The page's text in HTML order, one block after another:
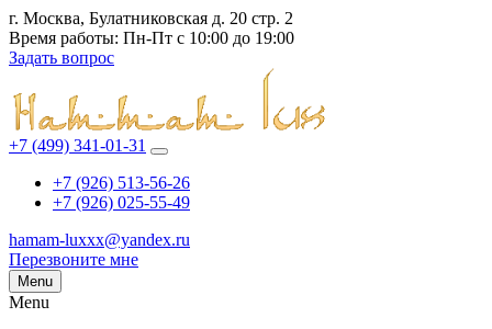
г. Москва, Булатниковская д. 20 стр. 2
Время работы: Пн-Пт с 10:00 до 19:00
Задать вопрос
+7 (499) 341-01-31
+7 (926) 513-56-26
+7 (926) 025-55-49
hamam-luxxx@yandex.ru
Перезвоните мне
Menu
Menu